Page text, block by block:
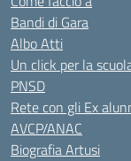
Bandi di Gara
Albo Atti
Un click per la
PNSD
Rete con gli Ex
AVCP/ANAC
Biografia Artusi